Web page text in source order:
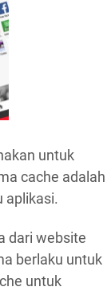
untuk
cache adalah
aplikasi.
dari website
berlaku untuk
untuk